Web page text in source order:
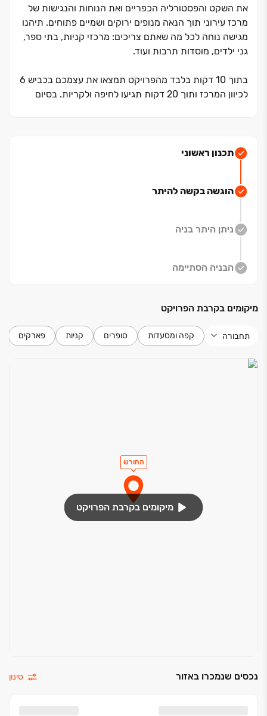
את השקט והפסטורליה הכפריים ואת הנוחות והנגישות של
מרכז עירוני תוך הנאה מנופים ירוקים ושמיים פתוחים. תיהנו
מגישה נוחה לכל מה שאתם צריכים: מרכזי קניות, בתי ספר,
גני ילדים, מוסדות תרבות ועוד.
בתוך ‏10 דקות בלבד מהפרויקט תמצאו את עצמכם בכביש ‏6
לכיוון המרכז ותוך ‏20 דקות תגיעו לחיפה ולקריות. בסיום
שעתיד לקום בשנים הקרובות, לצד שטחים ציבוריים ושבילי
חדשה ופורחת בלב נוף ירוק ושופע. השכונה, שתוקם
הנכס המושלם עבורו. בואו להיות חלק מקהילה חדשה
ותוססת, ולהגשים את חלום הבית שלכם בשכונה המובילה
של מגדל העמק.
תכנון ראשוני
הוגשה בקשה להיתר
ניתן היתר בניה
הבניה הסתיימה
מיקומים בקרבת הפרויקט
תחבורה קפה ומסעדות סופרים קניות פארקים
החורש
מיקומים בקרבת הפרויקט
נכסים שנמכרו באזור סינון